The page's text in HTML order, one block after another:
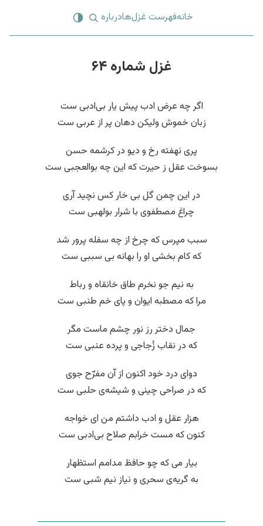
خانهفهرست غزل‌هادرباره
غزل شماره ۶۴
اگر چه عرض ادب پیش یار بی‌ادبی ست
زبان خموش ولیکن دهان پر از عربی ست
پری نهفته رخ و دیو در کرشمه حسن
بسوخت عقل ز حیرت که این چه بوالعجبی ست
در این چمن گل بی خار کس نچید آری
چراغ مصطفوی با شرار بولهبی ست
سبب مپرس که چرخ از چه سفله پرور شد
که کام بخشی او را بهانه بی سببی ست
به نیم جو نخرم طاق خانقاه و رباط
مرا که مصطبه ایوان و پای خم طنبی ست
جمال دختر رز نور چشم ماست مگر
که در نقاب زُجاجی و پرده عنبی ست
دوای درد خود اکنون از آن مفرّح جوی
که در صراحی چینی و شیشه‌ی حلبی ست
هزار عقل و ادب داشتم من ای خواجه
کنون که مست خرابم صلاح بی‌ادبی ست
بیار می که چو حافظ مدامم استظهار
به گریه‌ی سحری و نیاز نیم شبی ست